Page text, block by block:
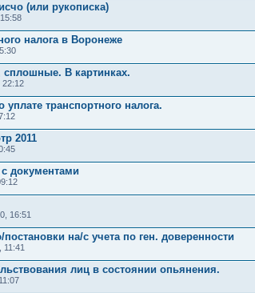
(или рукописка)
налога в Воронеже
сплошные. В картинках.
22:12
транспортного налога.
2011
документами
16:51
на/с учета по ген. доверенности
11:41
лиц в состоянии опьянения.